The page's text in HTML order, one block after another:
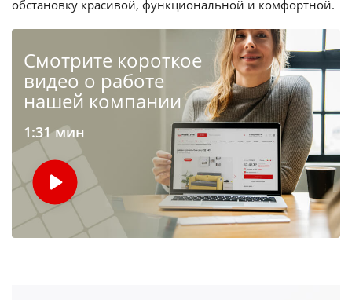
обстановку красивой, функциональной и комфортной.
Cмотрите короткое
видео о работе
нашей компании
1:31 мин